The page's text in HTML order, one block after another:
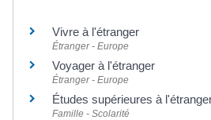
Vivre à l'étranger
Étranger - Europe
Voyager à l'étranger
Étranger - Europe
Études supérieures à
Famille - Scolarité